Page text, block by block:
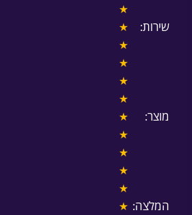
שירות:
★
★
★
★
מוצר:
★
★
★
★
★
המלצה:
★
★
★